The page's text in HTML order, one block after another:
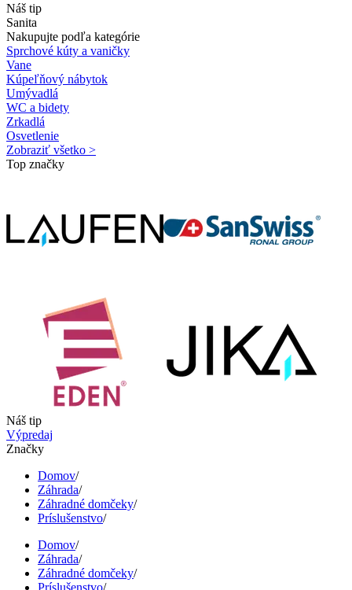
Náš tip
Sanita
Nakupujte podľa kategórie
Sprchové kúty a vaničky
Vane
Kúpeľňový nábytok
Umývadlá
WC a bidety
Zrkadlá
Osvetlenie
Zobraziť všetko >
Top značky
Náš tip
Výpredaj
Značky
Domov/
Záhrada/
Záhradné domčeky/
Príslušenstvo/
Domov/
Záhrada/
Záhradné domčeky/
Príslušenstvo/